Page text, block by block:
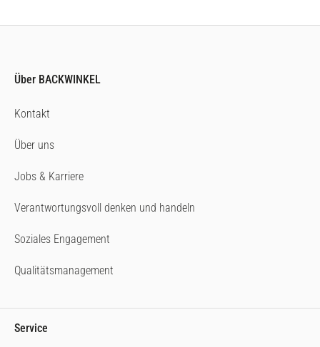
Über BACKWINKEL
Kontakt
Über uns
Jobs & Karriere
Verantwortungsvoll denken und handeln
Soziales Engagement
Qualitätsmanagement
Service